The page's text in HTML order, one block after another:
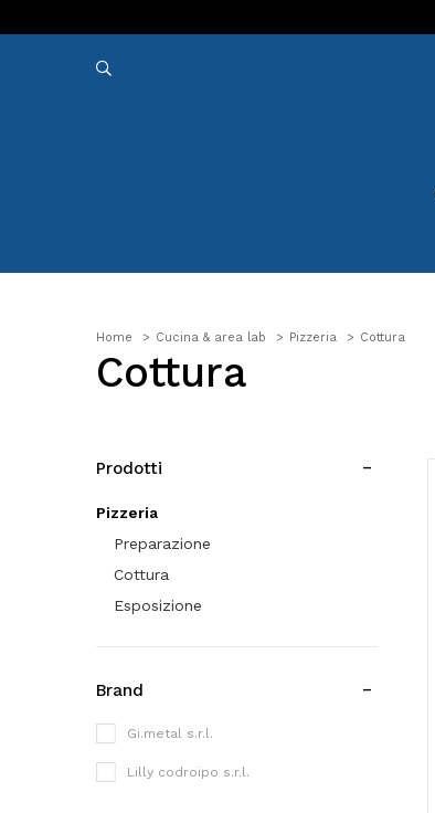
Home Cucina & area lab Pizzeria Cottura
Cottura
Prodotti
Pizzeria
Preparazione
Cottura
Esposizione
Brand
Gi.metal s.r.l.
Lilly codroipo s.r.l.